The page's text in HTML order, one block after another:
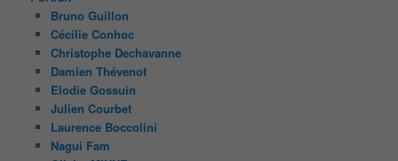
Bruno Guillon
Cécilie Conhoc
Christophe Dechavanne
Damien Thévenot
Elodie Gossuin
Julien Courbet
Laurence Boccolini
Nagui Fam